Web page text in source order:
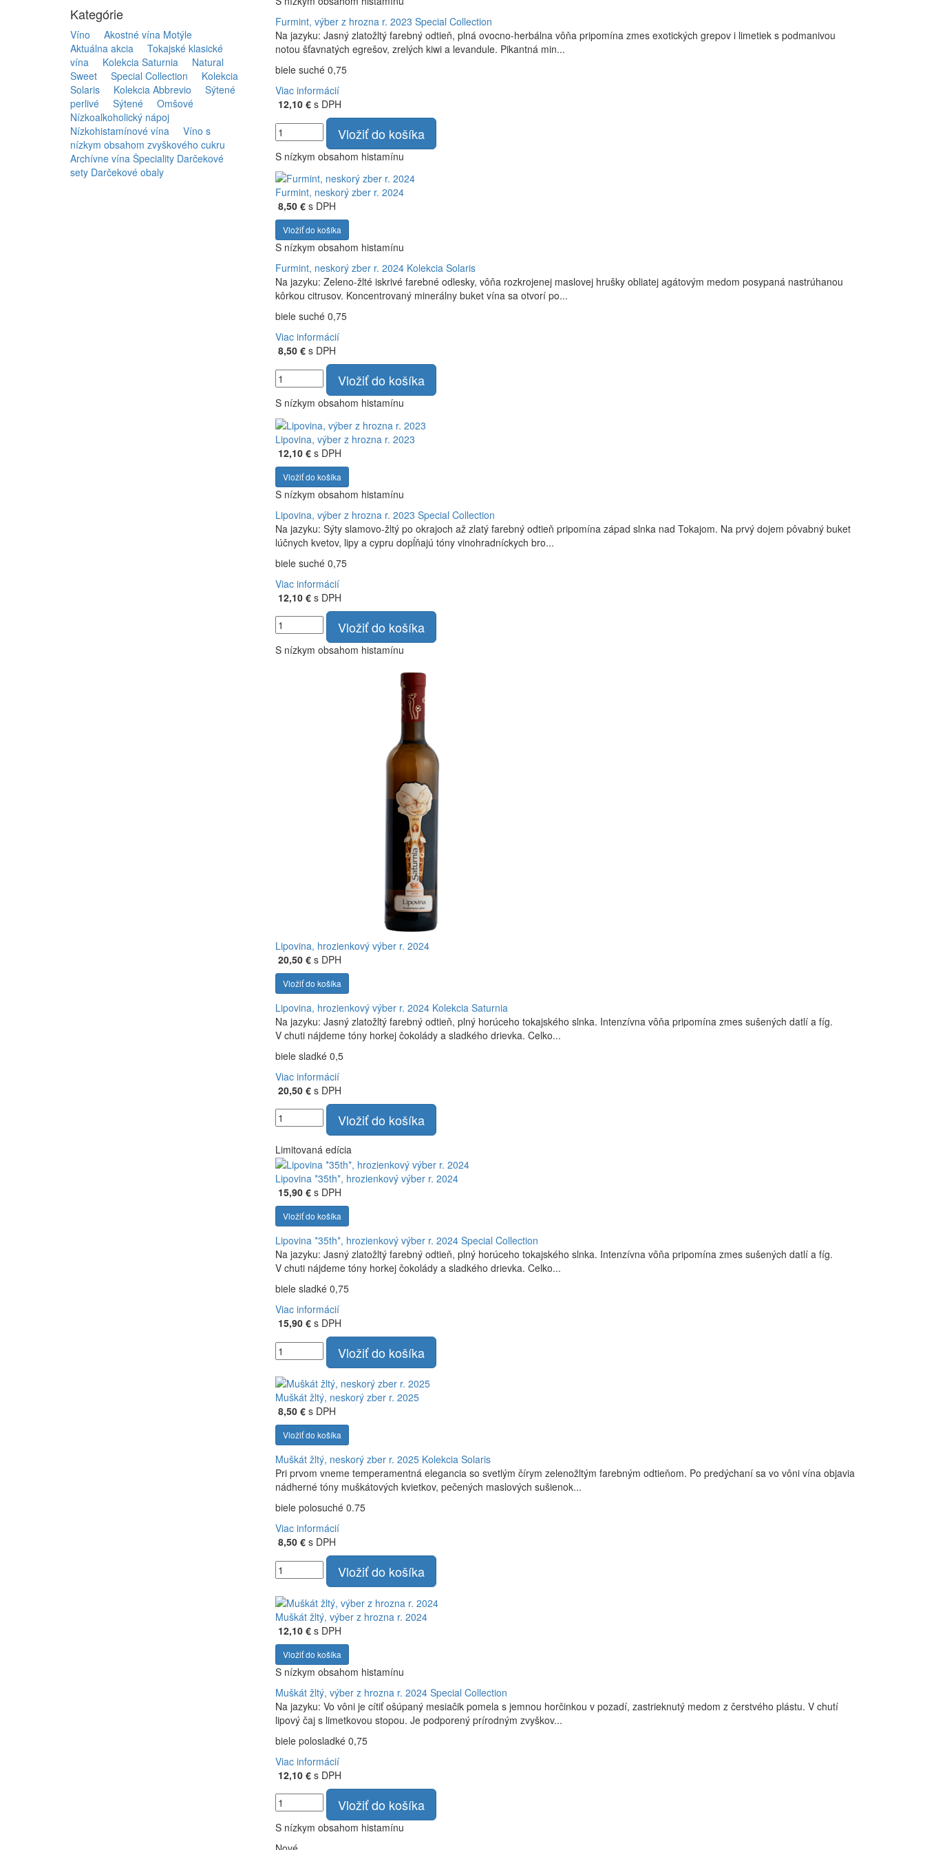
Kategórie
Víno
Akostné vína Motýle
Aktuálna akcia
Tokajské klasické
vína
Kolekcia Saturnia
Natural
Sweet
Special Collection
Kolekcia
Solaris
Kolekcia Abbrevio
Sýtené
perlivé
Sýtené
Omšové
Nízkoalkoholický nápoj
Nízkohistamínové vína
Víno s
nízkym obsahom zvyškového cukru
Archívne vína Špeciality Darčekové
sety Darčekové obaly
Furmint, výber z hrozna r. 2023 Special Collection
Na jazyku: Jasný zlatožltý farebný odtieň, plná ovocno-herbálna vôňa pripomína zmes exotických grepov i limetiek s podmanivou
notou šťavnatých egrešov, zrelých kiwi a levandule. Pikantná min...
biele suché 0,75
Viac informácií
12,10 €s DPH
Vložiť do košíka
S nízkym obsahom histamínu
Furmint, neskorý zber r. 2024
8,50 €s DPH
Vložiť do košíka
S nízkym obsahom histamínu
Furmint, neskorý zber r. 2024 Kolekcia Solaris
Na jazyku: Zeleno-žlté iskrivé farebné odlesky, vôňa rozkrojenej maslovej hrušky obliatej agátovým medom posypaná nastrúhanou
kôrkou citrusov. Koncentrovaný minerálny buket vína sa otvorí po...
biele suché 0,75
Viac informácií
8,50 €s DPH
Vložiť do košíka
S nízkym obsahom histamínu
Lipovina, výber z hrozna r. 2023
12,10 €s DPH
Vložiť do košíka
S nízkym obsahom histamínu
Lipovina, výber z hrozna r. 2023 Special Collection
Na jazyku: Sýty slamovo-žltý po okrajoch až zlatý farebný odtieň pripomína západ slnka nad Tokajom. Na prvý dojem pôvabný buket
lúčnych kvetov, lipy a cypru dopĺňajú tóny vinohradníckych bro...
biele suché 0,75
Viac informácií
12,10 €s DPH
Vložiť do košíka
S nízkym obsahom histamínu
Lipovina, hrozienkový výber r. 2024
20,50 €s DPH
Vložiť do košíka
Lipovina, hrozienkový výber r. 2024 Kolekcia Saturnia
Na jazyku: Jasný zlatožltý farebný odtieň, plný horúceho tokajského slnka. Intenzívna vôňa pripomína zmes sušených datlí a fíg.
V chuti nájdeme tóny horkej čokolády a sladkého drievka. Celko...
biele sladké 0,5
Viac informácií
20,50 €s DPH
Vložiť do košíka
Limitovaná edícia
Lipovina *35th*, hrozienkový výber r. 2024
15,90 €s DPH
Vložiť do košíka
Lipovina *35th*, hrozienkový výber r. 2024 Special Collection
Na jazyku: Jasný zlatožltý farebný odtieň, plný horúceho tokajského slnka. Intenzívna vôňa pripomína zmes sušených datlí a fíg.
V chuti nájdeme tóny horkej čokolády a sladkého drievka. Celko...
biele sladké 0,75
Viac informácií
15,90 €s DPH
Vložiť do košíka
Muškát žltý, neskorý zber r. 2025
8,50 €s DPH
Vložiť do košíka
Muškát žltý, neskorý zber r. 2025 Kolekcia Solaris
Pri prvom vneme temperamentná elegancia so svetlým čírym zelenožltým farebným odtieňom. Po predýchaní sa vo vôni vína objavia
nádherné tóny muškátových kvietkov, pečených maslových sušienok...
biele polosuché 0.75
Viac informácií
8,50 €s DPH
Vložiť do košíka
Muškát žltý, výber z hrozna r. 2024
12,10 €s DPH
Vložiť do košíka
S nízkym obsahom histamínu
Muškát žltý, výber z hrozna r. 2024 Special Collection
Na jazyku: Vo vôni je cítiť ošúpaný mesiačik pomela s jemnou horčinkou v pozadí, zastrieknutý medom z čerstvého plástu. V chutí
lipový čaj s limetkovou stopou. Je podporený prírodným zvyškov...
biele polosladké 0,75
Viac informácií
12,10 €s DPH
Vložiť do košíka
S nízkym obsahom histamínu